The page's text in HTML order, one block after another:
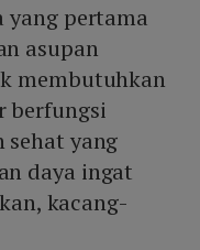
yang pertama
asupan
membutuhkan
berfungsi
sehat yang
daya ingat
kacang-